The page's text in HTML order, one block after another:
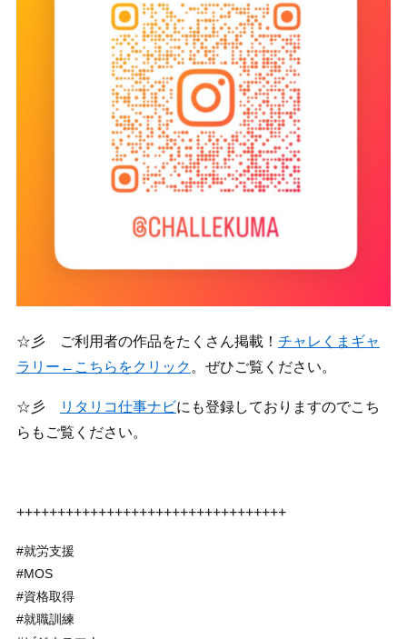
☆彡 ご利用者の作品をたくさん掲載！ チャレくまギャ
ラリー←こちらをクリック。ぜひご覧ください。
☆彡 リタリコ仕事ナビにも登録しておりますのでこち
らもご覧ください。
+++++++++++++++++++++++++++++++++
#就労支援
#MOS
#資格取得
#就職訓練